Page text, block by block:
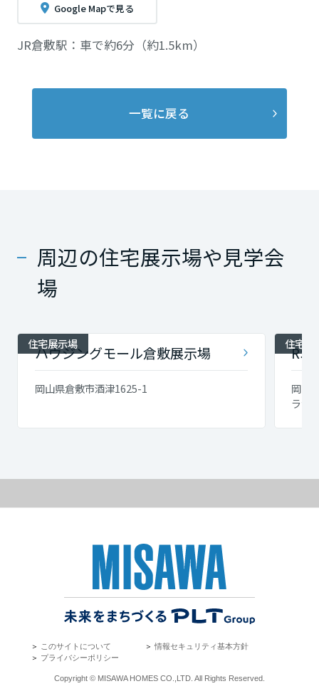
Google Mapで見る
JR倉敷駅：車で約6分（約1.5km）
一覧に戻る
周辺の住宅展示場や見学会
場
住宅展示場
ハウジングモール倉敷展示場
岡山県倉敷市酒津1625-1
住宅展
岡山
ラザ
＞ このサイトについて ＞情報セキュリティ基本方針
＞ プライバシーポリシー
Copyright © MISAWA HOMES CO.,LTD. All Rights Reserved.